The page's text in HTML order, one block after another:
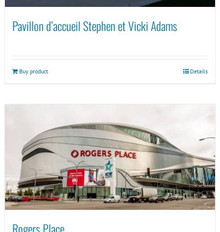
Pavillon d’accueil Stephen et Vicki Adams
Buy product Details
Rogers Place